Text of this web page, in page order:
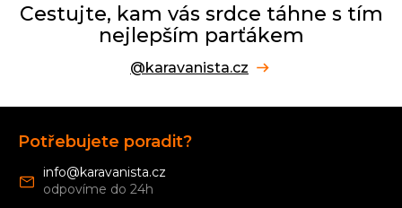
Cestujte, kam vás srdce táhne s tím
nejlepším parťákem
@karavanista.cz
Potřebujete poradit?
info@karavanista.cz